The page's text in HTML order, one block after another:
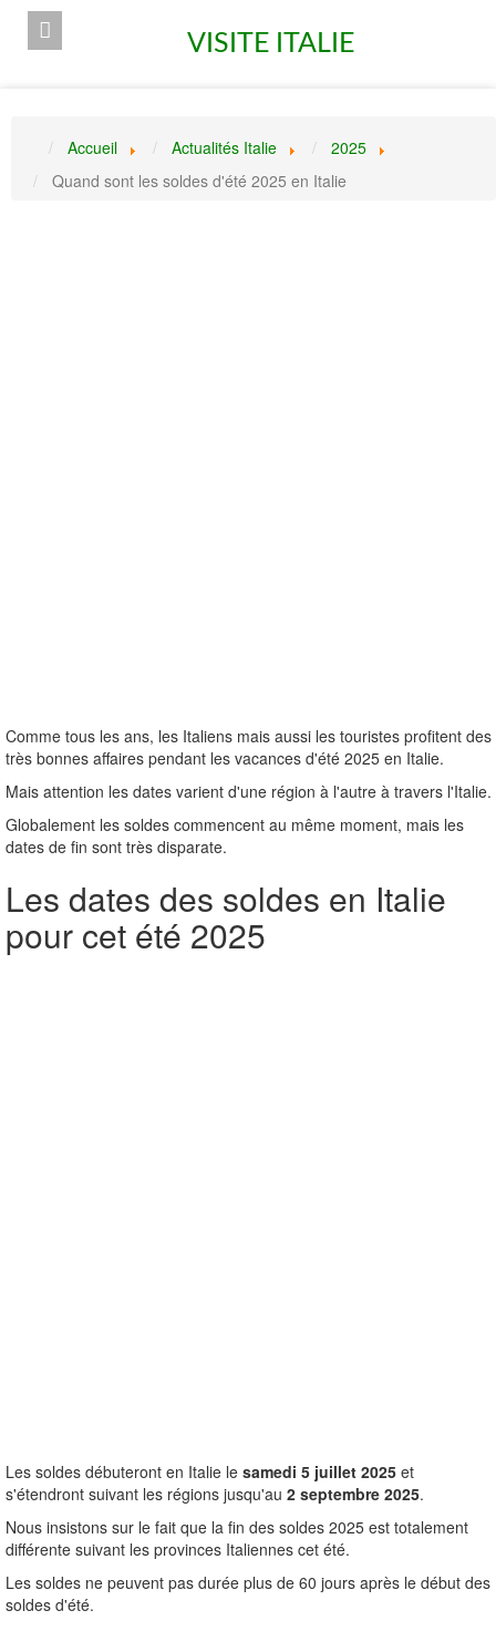
VISITE ITALIE
Accueil Actualités Italie
2025
Quand sont les soldes d'été 2025 en Italie
Comme tous les ans, les Italiens mais aussi les touristes profitent des
très bonnes affaires pendant les vacances d'été 2025 en Italie.
Mais attention les dates varient d'une région à l'autre à travers l'Italie.
Globalement les soldes commencent au même moment, mais les
dates de fin sont très disparate.
Les dates des soldes en Italie
pour cet été 2025
Les soldes débuteront en Italie le samedi 5 juillet 2025 et
s'étendront suivant les régions jusqu'au 2 septembre 2025.
Nous insistons sur le fait que la fin des soldes 2025 est totalement
différente suivant les provinces Italiennes cet été.
Les soldes ne peuvent pas durée plus de 60 jours après le début des
soldes d'été.